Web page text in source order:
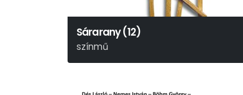
Sárarany (12)
színmű
Móricz Zsigmond